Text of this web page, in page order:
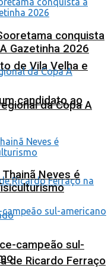
de Vila Velha e
candidato ao
de Ricardo Ferraço
conquista
Gazetinha 2026
da Copa A
Neves é
campeão sul-